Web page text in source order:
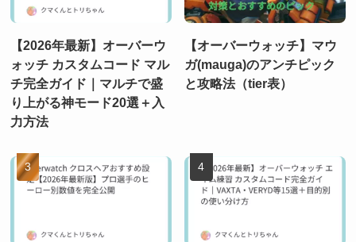
【2026年最新】オーバーウ
ォッチ カスタムコード マル
チ完全ガイド｜マルチで盛
り上がる神モード20選＋入
力方法
【オーバーウォッチ】マウ
ガ(mauga)のアンチピック
と攻略法（tier表）